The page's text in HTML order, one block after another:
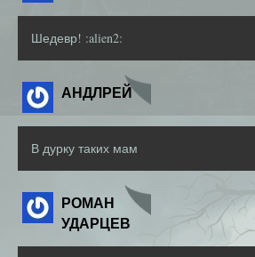
Шедевр! :alien2:
АНДЛРЕЙ
В дурку таких мам
РОМАН
УДАРЦЕВ